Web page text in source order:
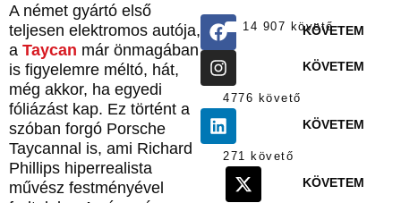
A német gyártó első
teljesen elektromos autója,
a Taycan már önmagában
is figyelemre méltó, hát,
még akkor, ha egyedi
fóliázást kap. Ez történt a
szóban forgó Porsche
Taycannal is, ami Richard
Phillips hiperrealista
művész festményével
14 907 követőKÖVETEM
4776 követő
KÖVETEM
271 követő
KÖVETEM
KÖVETEM